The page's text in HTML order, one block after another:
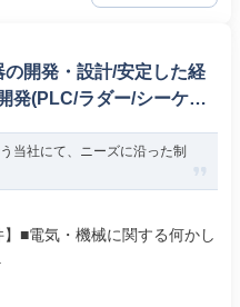
の開発・設計/安定した経
発(PLC/ラダー/シーケン
当社にて、ニーズに沿った制
■電気・機械に関する何かし